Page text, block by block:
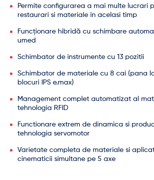
Permite configurarea a mai multe lucrari
restaurari si materiale in acelasi timp
Funcționare hibridă cu schimbare
umed
Schimbator de instrumente cu 13 pozitii
Schimbator de materiale cu 8 cai (pana
blocuri IPS e.max)
Management complet automatizat al
tehnologia RFID
Functionare extrem de dinamica si
tehnologia servomotor
Varietate completa de materiale si
cinematicii simultane pe 5 axe